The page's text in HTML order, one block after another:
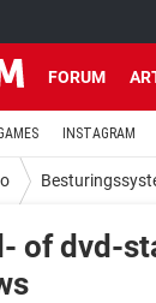
FORUM
INSTAGRAM
of dvd-